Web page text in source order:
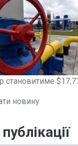
становитиме
новину